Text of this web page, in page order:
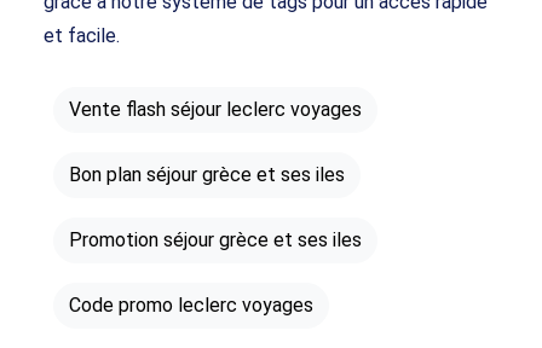
et facile.
Vente flash séjour leclerc voyages
Bon plan séjour grèce et ses iles
Promotion séjour grèce et ses iles
Code promo leclerc voyages